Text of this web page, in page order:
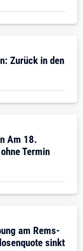
Zurück in den
Am 18.
Termin
am Rems-
sinkt